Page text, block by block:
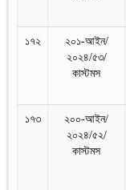
১৭২
২০১-আইন/
২০২৪/৫৩/
কাস্টমস
১৭৩
২০০-আইন/
২০২৪/৫২/
কাস্টমস